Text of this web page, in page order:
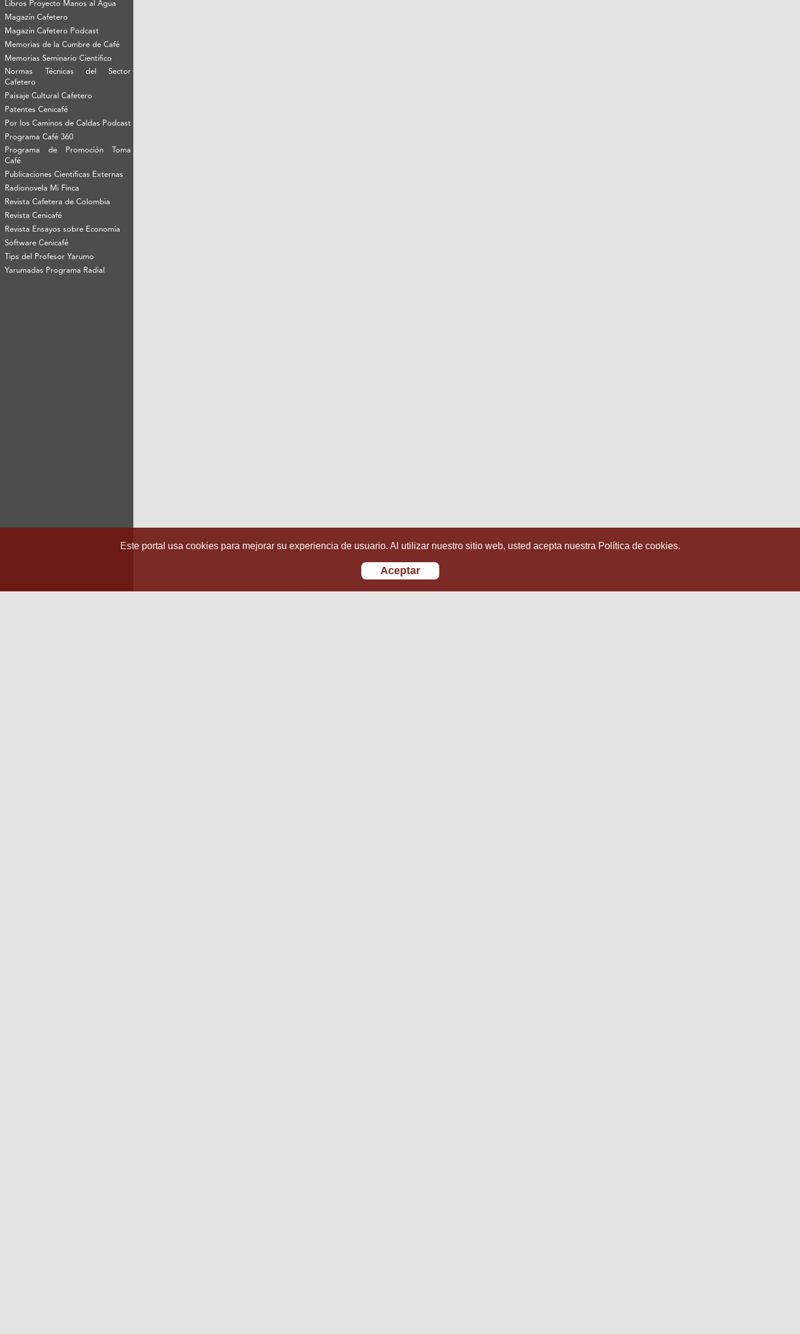
Libros Proyecto Manos al Agua
Magazín Cafetero
Magazín Cafetero Podcast
Memorias de la Cumbre de Café
Memorias Seminario Científico
Normas Técnicas del Sector
Cafetero
Paisaje Cultural Cafetero
Patentes Cenicafé
Por los Caminos de Caldas Podcast
Programa Café 360
Programa de Promoción Toma
Café
Publicaciones Científicas Externas
Radionovela Mi Finca
Revista Cafetera de Colombia
Revista Cenicafé
Revista Ensayos sobre Economía
Software Cenicafé
Tips del Profesor Yarumo
Yarumadas Programa Radial
Este portal usa cookies para mejorar su experiencia de usuario. Al utilizar nuestro sitio web, usted acepta nuestra Política de cookies.
Aceptar